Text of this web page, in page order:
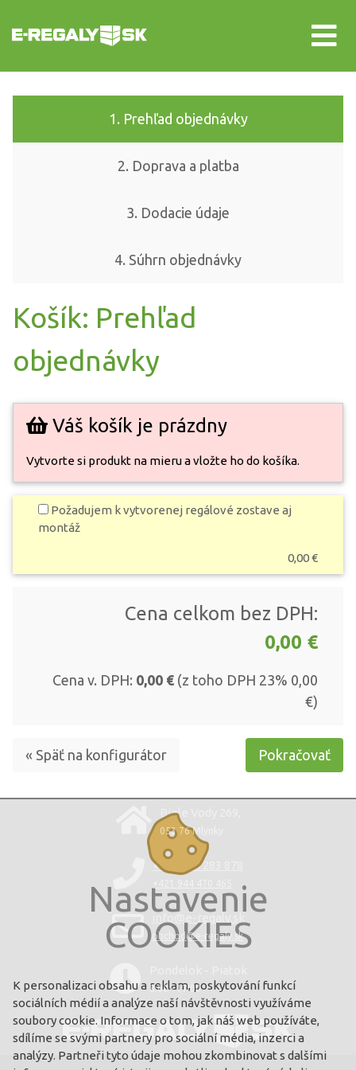
1. Prehľad objednávky
2. Doprava a platba
3. Dodacie údaje
4. Súhrn objednávky
Košík: Prehľad
objednávky
Váš košík je prázdny
Vytvorte si produkt na mieru a vložte ho do košíka.
Požadujem k vytvorenej regálové zostave aj
montáž
0,00€
Cena celkom bez DPH:
0,00 €
Cena v. DPH: 0,00 € (z toho DPH 23% 0,00
€)
« Späť na konfigurátor Pokračovať
Nastavenie
COOKIES
K personalizaci obsahu a reklam, poskytování funkcí
sociálních médií a analýze naší návštěvnosti využíváme
soubory cookie. Informace o tom, jak náš web používáte,
sdílíme se svými partnery pro sociální média, inzerci a
analýzy. Partneři tyto údaje mohou zkombinovat s dalšími
Biele Vody 269,
053 76 Mlynky
+421 220 283 878
obchod@e-regaly.sk
8:00 - 17:00